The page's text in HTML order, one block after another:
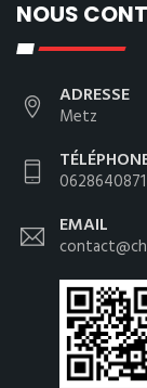
NOUS
ADRESSE
Metz
0628640871
EMAIL